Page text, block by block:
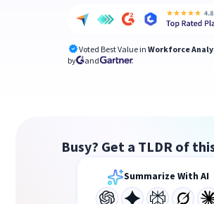
Voted Best Value in Workforce
by
and
Busy? Get a TLDR of
Summarize With AI